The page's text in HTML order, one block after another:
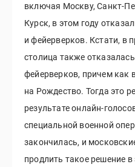
включая Москву, Санкт-
Курск, в этом году
и фейерверков. Кстати, в
столица также
фейерверков, причем как
на Рождество. Тогда это
результате онлайн-
специальной военной
закончилась, и
продлить такое решение